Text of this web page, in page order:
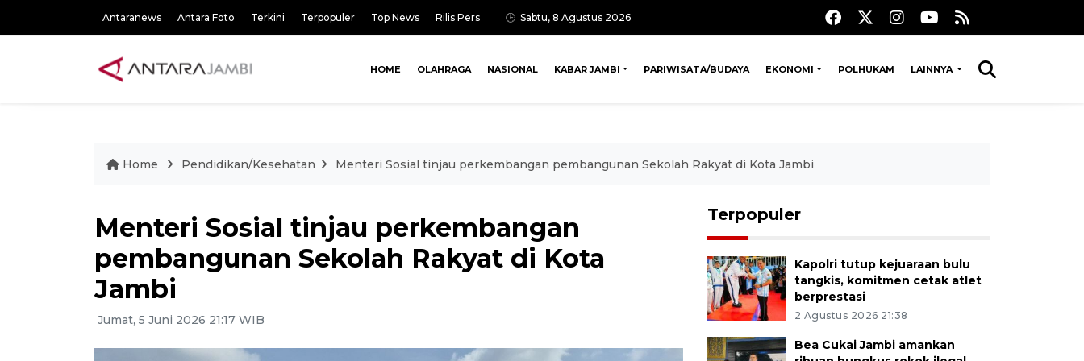
Antaranews Antara Foto Terkini Terpopuler Top News Rilis Pers Sabtu, 8 Agustus 2026
HOME OLAHRAGA NASIONAL KABAR JAMBI PARIWISATA/BUDAYA EKONOMI POLHUKAM LAINNYA
Home Pendidikan/Kesehatan Menteri Sosial tinjau perkembangan pembangunan Sekolah Rakyat di Kota Jambi
Menteri Sosial tinjau perkembangan
pembangunan Sekolah Rakyat di Kota
Jambi
Jumat, 5 Juni 2026 21:17 WIB
Terpopuler
Kapolri tutup kejuaraan bulu
tangkis, komitmen cetak atlet
berprestasi
2 Agustus 2026 21:38
Bea Cukai Jambi amankan